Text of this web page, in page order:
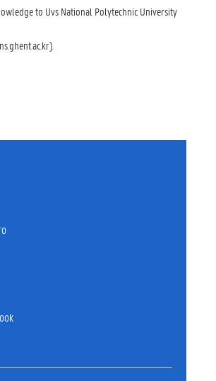
to Uvs National Polytechnic University